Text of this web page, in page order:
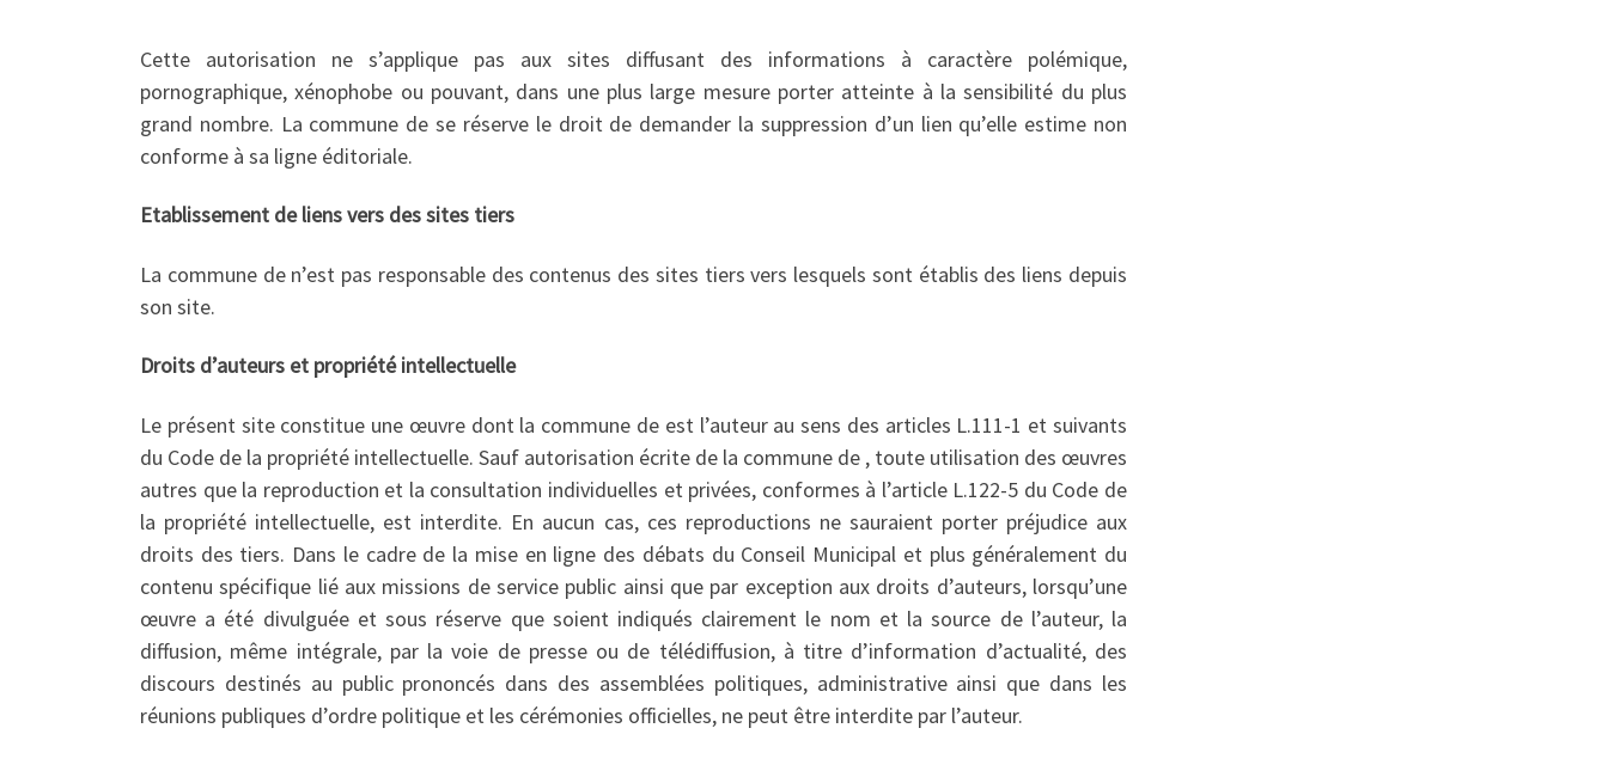
Cette autorisation ne s’applique pas aux sites diffusant des informations à caractère polémique,
pornographique, xénophobe ou pouvant, dans une plus large mesure porter atteinte à la sensibilité du plus
grand nombre. La commune de se réserve le droit de demander la suppression d’un lien qu’elle estime non
conforme à sa ligne éditoriale.
Etablissement de liens vers des sites tiers
La commune de n’est pas responsable des contenus des sites tiers vers lesquels sont établis des liens depuis
son site.
Droits d’auteurs et propriété intellectuelle
Le présent site constitue une œuvre dont la commune de est l’auteur au sens des articles L.111-1 et suivants
du Code de la propriété intellectuelle. Sauf autorisation écrite de la commune de , toute utilisation des œuvres
autres que la reproduction et la consultation individuelles et privées, conformes à l’article L.122-5 du Code de
la propriété intellectuelle, est interdite. En aucun cas, ces reproductions ne sauraient porter préjudice aux
droits des tiers. Dans le cadre de la mise en ligne des débats du Conseil Municipal et plus généralement du
contenu spécifique lié aux missions de service public ainsi que par exception aux droits d’auteurs, lorsqu’une
œuvre a été divulguée et sous réserve que soient indiqués clairement le nom et la source de l’auteur, la
diffusion, même intégrale, par la voie de presse ou de télédiffusion, à titre d’information d’actualité, des
discours destinés au public prononcés dans des assemblées politiques, administrative ainsi que dans les
réunions publiques d’ordre politique et les cérémonies officielles, ne peut être interdite par l’auteur.